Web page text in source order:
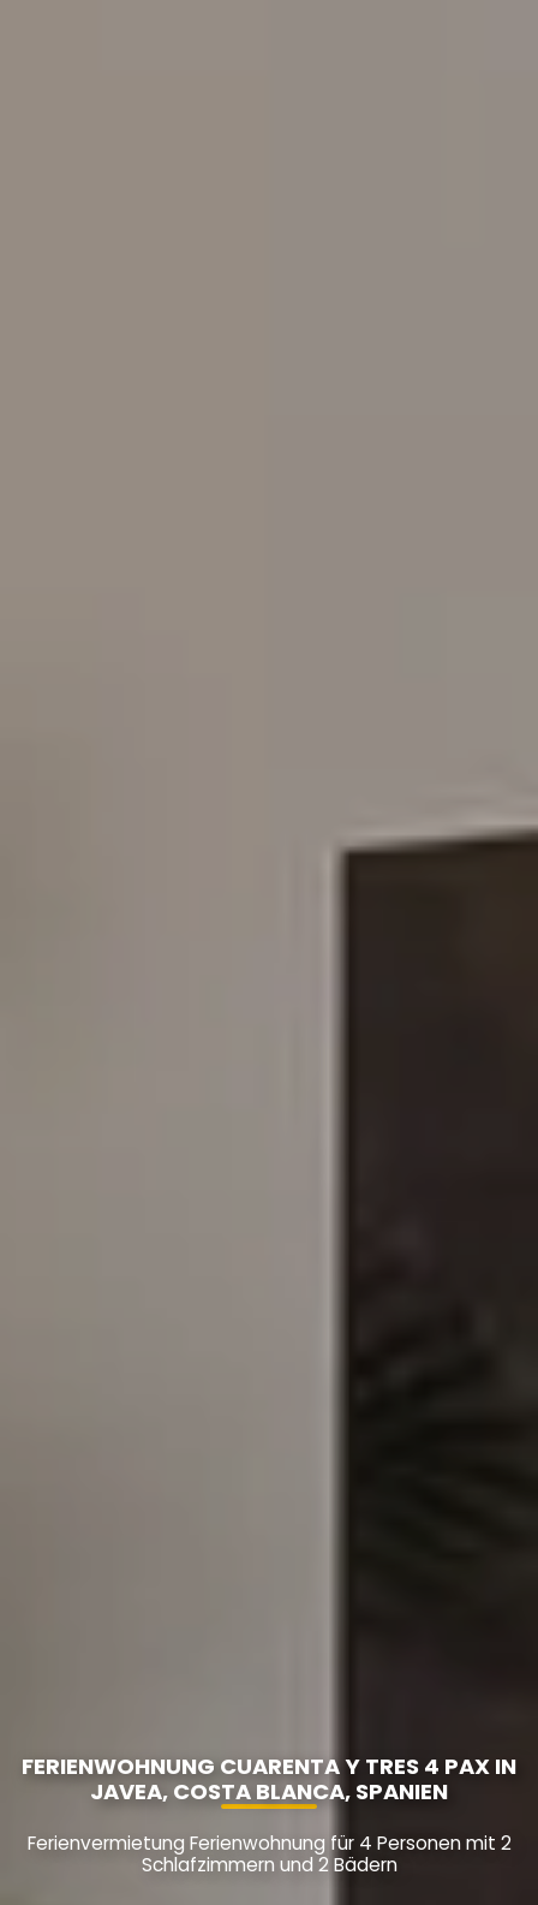
FERIENWOHNUNG CUARENTA Y TRES 4 PAX IN
JAVEA, COSTA BLANCA, SPANIEN
Ferienvermietung Ferienwohnung für 4 Personen mit 2
Schlafzimmern und 2 Bädern